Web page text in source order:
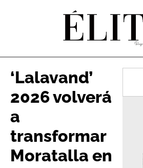
‘Lalavand’
2026 volverá
a
transformar
Moratalla en